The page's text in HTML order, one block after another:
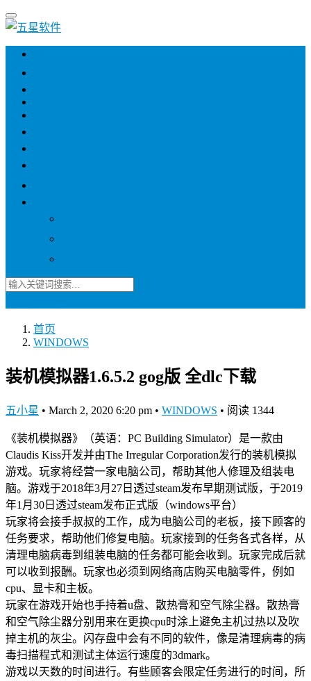
首页
WINDOWS
装机模拟器1.6.5.2 gog版 全dlc下载
五小星 • March 2, 2020 6:20 pm • WINDOWS • 阅读 1344
《装机模拟器》（英语：PC Building Simulator）是一款由
Claudis Kiss开发并由The Irregular Corporation发行的装机模拟
游戏。玩家将经营一家电脑公司，帮助其他人修理及组装电
脑。游戏于2018年3月27日透过steam发布早期测试版，于2019
年1月30日透过steam发布正式版（windows平台）
玩家将会接手叔叔的工作，成为电脑公司的老板，接下顾客的
任务要求，帮助他们修复电脑。玩家接到的任务各式各样，从
清理电脑病毒到组装电脑的任务都可能会收到。玩家完成后就
可以收到报酬。玩家也必须到网络商店购买电脑零件，例如
cpu、显卡和主板。
玩家在游戏开始也手持着u盘、散热膏和空气除尘器。散热膏
和空气除尘器分别用来在更换cpu时涂上避免主机过热以及吹
掉主机的灰尘。闪存盘中会有不同的软件，像是清理病毒的病
毒扫描程式和测试主体运行速度的3dmark。
游戏以天数的时间进行。有些顾客会限定任务进行的时间，所